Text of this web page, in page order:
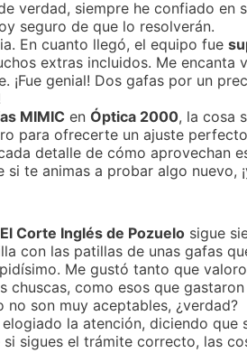
verdad, siempre he confiado en
seguro de que lo resolverán.
En cuanto llegó, el equipo fue
extras incluidos. Me encanta
¡Fue genial! Dos gafas por un
MIMIC en Óptica 2000, la cosa
para ofrecerte un ajuste
detalle de cómo aprovechan
te animas a probar algo nuevo,
Corte Inglés de Pozuelo sigue
con las patillas de unas gafas
Me gustó tanto que
como esos que
son muy aceptables, ¿verdad?
la atención, diciendo que
sigues el trámite correcto, las